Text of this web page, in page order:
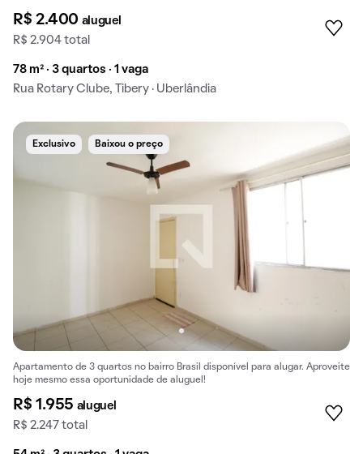
R$ 2.400 aluguel
R$ 2.904 total
78 m² · 3 quartos · 1 vaga
Rua Rotary Clube, Tibery · Uberlândia
Exclusivo Baixou o preço
Apartamento de 3 quartos no bairro Brasil disponível para alugar. Aproveite
hoje mesmo essa oportunidade de aluguel!
R$ 1.955 aluguel
R$ 2.247 total